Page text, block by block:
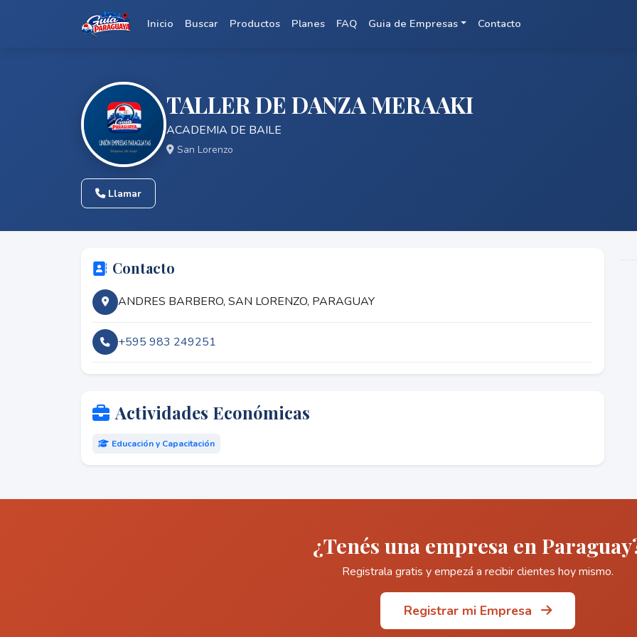
Inicio Buscar Productos Planes FAQ Guia de Empresas Contacto
TALLER DE DANZA MERAAKI
ACADEMIA DE BAILE
San Lorenzo
Llamar
Contacto
ANDRES BARBERO, SAN LORENZO, PARAGUAY
+595 983 249251
Actividades Económicas
Educación y Capacitación
¿Tenés una empresa en
Registrala gratis y empezá a recibir clientes hoy mismo.
Registrar mi Empresa